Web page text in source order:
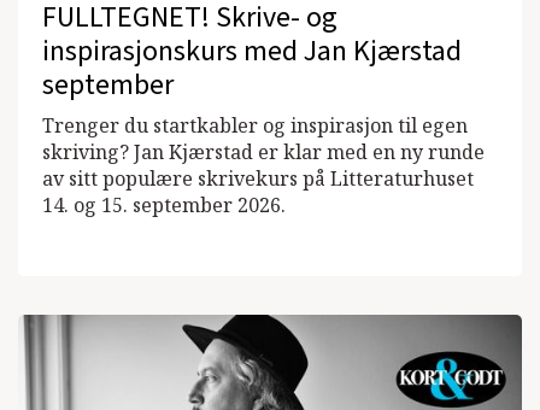
FULLTEGNET! Skrive- og
inspirasjonskurs med Jan Kjærstad
september
Trenger du startkabler og inspirasjon til egen
skriving? Jan Kjærstad er klar med en ny runde
av sitt populære skrivekurs på Litteraturhuset
14. og 15. september 2026.